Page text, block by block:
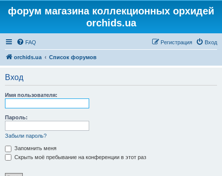
форум магазина коллекционных орхидей
orchids.ua
FAQ Вход
Регистрация
orchids.ua Список форумов
Вход
Имя пользователя:
Пароль:
Забыли пароль?
Запомнить меня
Скрыть моё пребывание на конференции в этот раз